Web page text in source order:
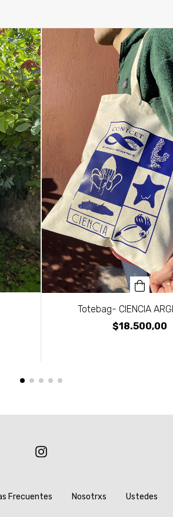
Totebag- CIENCIA
$18.500,00
Frecuentes Nosotrxs Ustedes